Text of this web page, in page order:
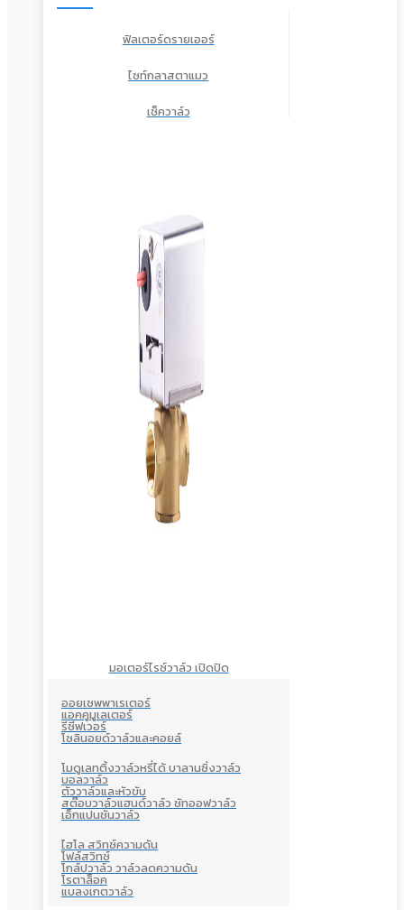
ฟิลเตอร์ดรายเออร์
ไซท์กลาสตาแมว
เช็ควาล์ว
มอเตอร์ไรซ์วาล์ว เปิดปิด
ออยเซพพาเรเตอร์
แอคคูมูเลเตอร์
รีซีฟเวอร์
โซลินอยด์วาล์วและคอยล์
โมดูเลทติ้งวาล์วหรี่ได้ บาลานซิ่งวาล์ว
บอลวาล์ว
ตัววาล์วและหัวขับ
สต๊อบวาล์วแฮนด์วาล์ว ชัทออฟวาล์ว
เอ็กแปนชั่นวาล์ว
ไฮโล สวิทซ์ความดัน
โฟล์สวิทซ์
โกล์ปวาล์ว วาล์วลดความดัน
โรตาล็อค
แบลงเกตวาล์ว